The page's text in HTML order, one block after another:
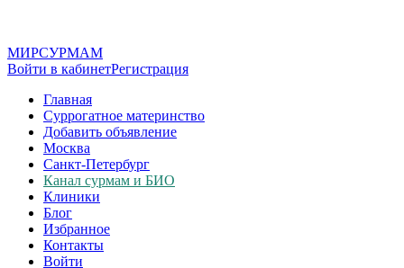
МИРСУРМАМ
Войти в кабинетРегистрация
Главная
Суррогатное материнство
Добавить объявление
Москва
Санкт-Петербург
Канал сурмам и БИО
Клиники
Блог
Избранное
Контакты
Войти